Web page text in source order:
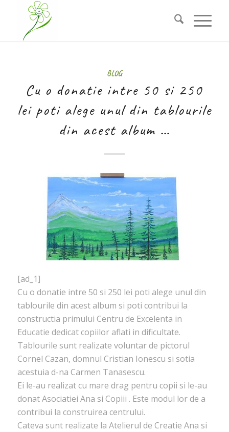
BLOG
Cu o donatie intre 50 si 250
lei poti alege unul din tablourile
din acest album …
[ad_1]
Cu o donatie intre 50 si 250 lei poti alege unul din
tablourile din acest album si poti contribui la
constructia primului Centru de Excelenta in
Educatie dedicat copiilor aflati in dificultate.
Tablourile sunt realizate voluntar de pictorul
Cornel Cazan, domnul Cristian Ionescu si sotia
acestuia d-na Carmen Tanasescu.
Ei le-au realizat cu mare drag pentru copii si le-au
donat Asociatiei Ana si Copiii . Este modul lor de a
contribui la construirea centrului.
Cateva sunt realizate la Atelierul de Creatie Ana si